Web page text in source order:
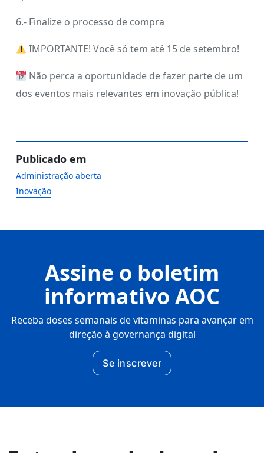
6.- Finalize o processo de compra
IMPORTANTE! Você só tem até 15 de setembro!
Não perca a oportunidade de fazer parte de um
dos eventos mais relevantes em inovação pública!
Publicado em
Administração aberta
Inovação
Assine o boletim
informativo AOC
Receba doses semanais de vitaminas para avançar em
direção à governança digital
Se inscrever